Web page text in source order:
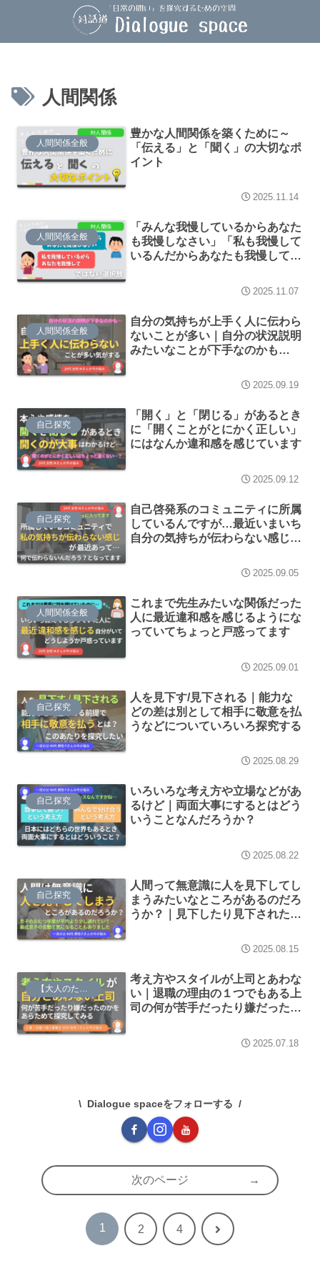
人間関係
人間関係全般
豊かな人間関係を築くために～
「伝える」と「聞く」の大切なポ
イント
2025.11.14
人間関係全般
「みんな我慢しているからあなた
も我慢しなさい」「私も我慢して
いるんだからあなたも我慢して」
2025.11.07
人間関係全般
自分の気持ちが上手く人に伝わら
ないことが多い｜自分の状況説明
みたいなことが下手なのかも…
2025.09.19
自己探究
「開く」と「閉じる」があるとき
に「開くことがとにかく正しい」
にはなんか違和感を感じています
2025.09.12
自己探究
自己啓発系のコミュニティに所属
しているんですが…最近いまいち
自分の気持ちが伝わらない感じが
2025.09.05
人間関係全般
これまで先生みたいな関係だった
人に最近違和感を感じるようにな
っていてちょっと戸惑ってます
2025.09.01
自己探究
人を見下す/見下される｜能力な
どの差は別として相手に敬意を払
うなどについていろいろ探究する
2025.08.29
自己探究
いろいろな考え方や立場などがあ
るけど｜両面大事にするとはどう
いうことなんだろうか？
2025.08.22
自己探究
人間って無意識に人を見下してし
まうみたいなところがあるのだろ
うか？｜見下したり見下されたく
2025.08.15
【大人のための】総合的な探究の時間
考え方やスタイルが上司とあわな
い｜退職の理由の１つでもある上
司の何が苦手だったり嫌だったの
2025.07.18
Dialogue spaceをフォローする
次のページ
1 2 4 次